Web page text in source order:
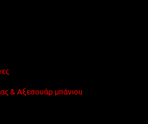
& Αξεσουάρ μπάνιου